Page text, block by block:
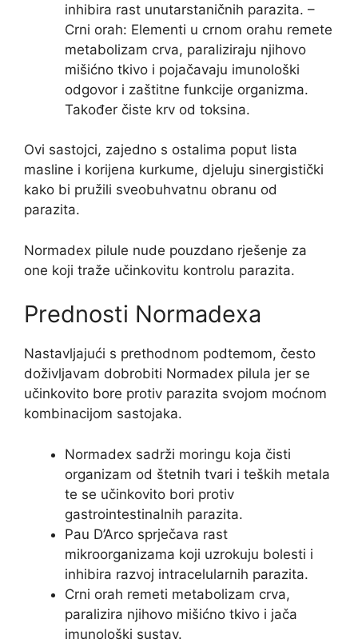
inhibira rast unutarstaničnih parazita. –
Crni orah: Elementi u crnom orahu remete
metabolizam crva, paraliziraju njihovo
mišićno tkivo i pojačavaju imunološki
odgovor i zaštitne funkcije organizma.
Također čiste krv od toksina.
Ovi sastojci, zajedno s ostalima poput lista
masline i korijena kurkume, djeluju sinergistički
kako bi pružili sveobuhvatnu obranu od
parazita.
Normadex pilule nude pouzdano rješenje za
one koji traže učinkovitu kontrolu parazita.
Prednosti Normadexa
Nastavljajući s prethodnom podtemom, često
doživljavam dobrobiti Normadex pilula jer se
učinkovito bore protiv parazita svojom moćnom
kombinacijom sastojaka.
Normadex sadrži moringu koja čisti
organizam od štetnih tvari i teških metala
te se učinkovito bori protiv
gastrointestinalnih parazita.
Pau D’Arco sprječava rast
mikroorganizama koji uzrokuju bolesti i
inhibira razvoj intracelularnih parazita.
Crni orah remeti metabolizam crva,
paralizira njihovo mišićno tkivo i jača
imunološki sustav.